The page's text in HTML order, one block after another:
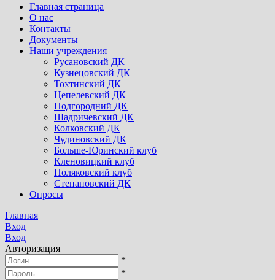
Главная страница
О нас
Контакты
Документы
Наши учреждения
Русановский ДК
Кузнецовский ДК
Тохтинский ДК
Цепелевский ДК
Подгородний ДК
Шадричевский ДК
Колковский ДК
Чудиновский ДК
Больше-Юринский клуб
Кленовицкий клуб
Поляковский клуб
Степановский ДК
Опросы
Главная
Вход
Вход
Авторизация
*
*